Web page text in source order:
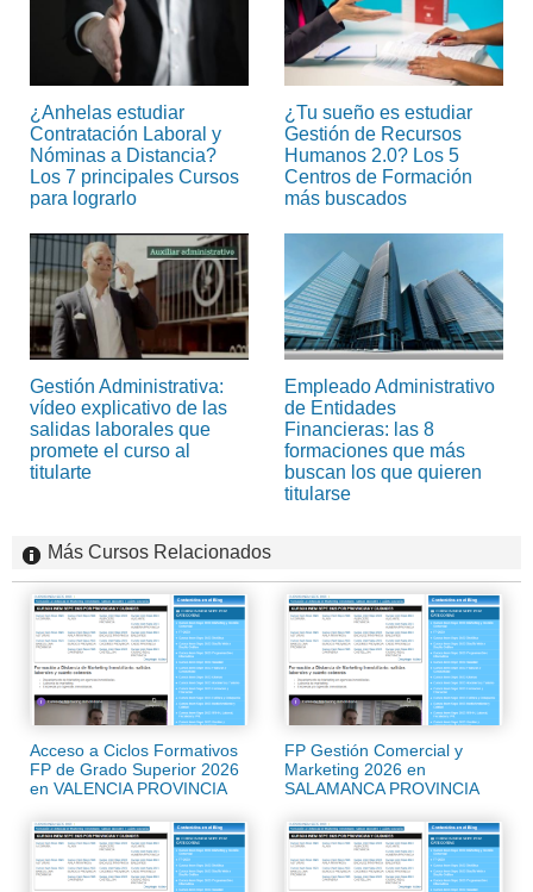
¿Anhelas estudiar
Contratación Laboral y
Nóminas a Distancia?
Los 7 principales Cursos
para lograrlo
¿Tu sueño es estudiar
Gestión de Recursos
Humanos 2.0? Los 5
Centros de Formación
más buscados
Gestión Administrativa:
vídeo explicativo de las
salidas laborales que
promete el curso al
titularte
Empleado Administrativo
de Entidades
Financieras: las 8
formaciones que más
buscan los que quieren
titularse
Más Cursos Relacionados
Acceso a Ciclos Formativos
FP de Grado Superior 2026
en VALENCIA PROVINCIA
FP Gestión Comercial y
Marketing 2026 en
SALAMANCA PROVINCIA